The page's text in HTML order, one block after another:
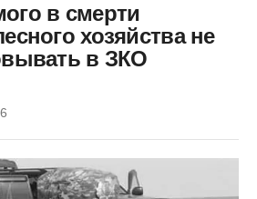
в смерти
хозяйства не
в ЗКО